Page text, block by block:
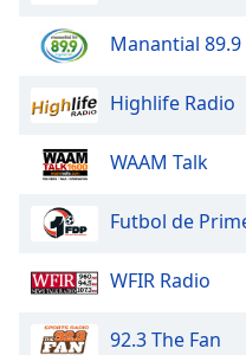
Manantial 89.9
Highlife Radio
WAAM Talk
Futbol de
WFIR Radio
92.3 The Fan